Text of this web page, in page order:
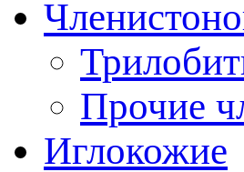
Прочие
Иглокожие